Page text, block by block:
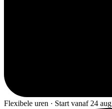
Flexibele uren · Start vanaf 24 aug